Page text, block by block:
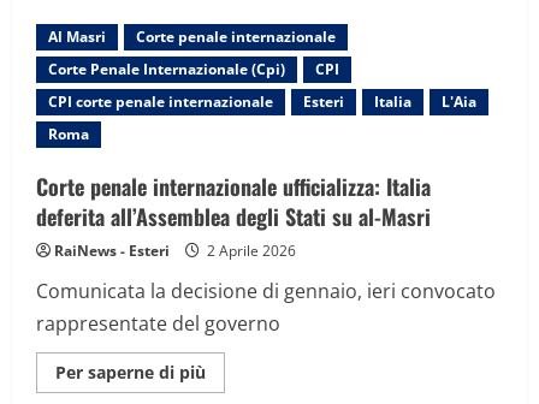
Procuratore
generale
Khan
sollevato
dal
suo
Al Masri
Corte penale internazionale
Corte Penale Internazionale (Cpi)
CPI
CPI corte penale internazionale
Esteri Italia
L'Aia
Roma
Corte penale internazionale ufficializza: Italia
deferita all’Assemblea degli Stati su al-Masri
RaiNews - Esteri 2 Aprile 2026
Comunicata la decisione di gennaio, ieri convocato
rappresentate del governo
Per saperne di più
informazioni